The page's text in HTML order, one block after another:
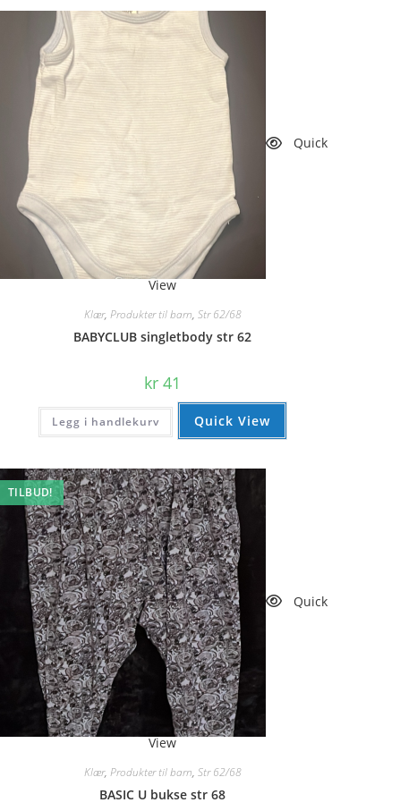
Quick
View
Klær, Produkter til barn, Str 62/68
BABYCLUB singletbody str 62
kr 41
Legg i handlekurv Quick View
TILBUD!
Quick
View
Klær, Produkter til barn, Str 62/68
BASIC U bukse str 68